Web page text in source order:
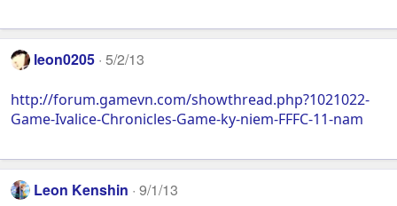
leon0205 5/2/13
http://forum.gamevn.com/showthread.php?1021022-
Game-Ivalice-Chronicles-Game-ky-niem-FFFC-11-nam
Leon Kenshin 9/1/13